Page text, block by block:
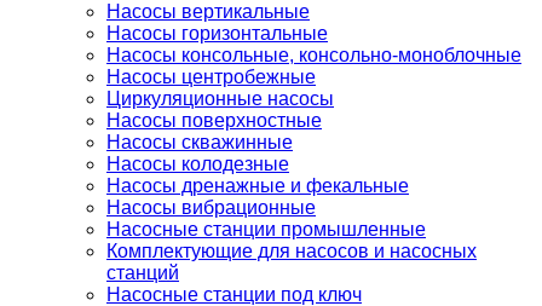
Насосы вертикальные
Насосы горизонтальные
Насосы консольные, консольно-моноблочные
Насосы центробежные
Циркуляционные насосы
Насосы поверхностные
Насосы скважинные
Насосы колодезные
Насосы дренажные и фекальные
Насосы вибрационные
Насосные станции промышленные
Комплектующие для насосов и насосных
станций
Насосные станции под ключ